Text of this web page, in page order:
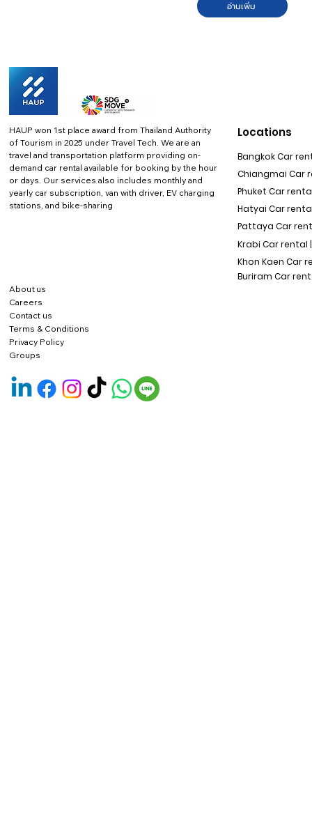
อ่านเพิ่ม
HAUP won 1st place award from Thailand Authority
of Tourism in 2025 under Travel Tech. We are an
travel and transportation platform providing on-
demand car rental available for booking by the hour
or days. Our services also includes monthly and
yearly car subscription, van with driver, EV charging
stations, and bike-sharing
About us
Careers
Contact us
Terms & Conditions
Privacy Policy
Locations
Bangkok Car
Chiangmai Car
Phuket Car rental
Hatyai Car
Pattaya Car
Krabi Car rental |
Khon Kaen Car
Buriram Car
Groups